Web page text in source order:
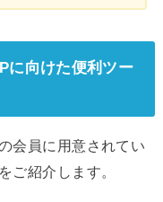
に向けた便利ツー
会員に用意されてい
ご紹介します。